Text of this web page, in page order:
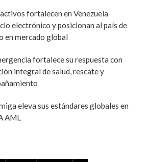
fortalecen en Venezuela
electrónico y posicionan al país de
en mercado global
fortalece su respuesta con
integral de salud, rescate y
eleva sus estándares globales en
AML